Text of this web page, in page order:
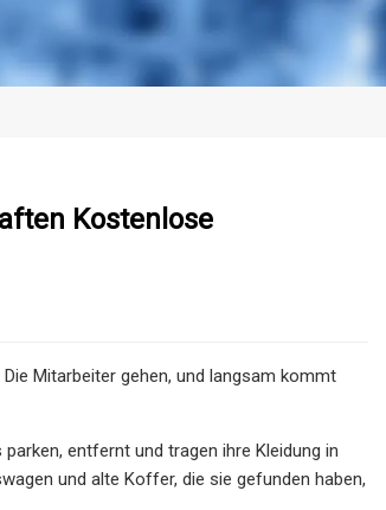
Kostenlose
Mitarbeiter gehen, und langsam kommt
entfernt und tragen ihre Kleidung in
und alte Koffer, die sie gefunden haben,